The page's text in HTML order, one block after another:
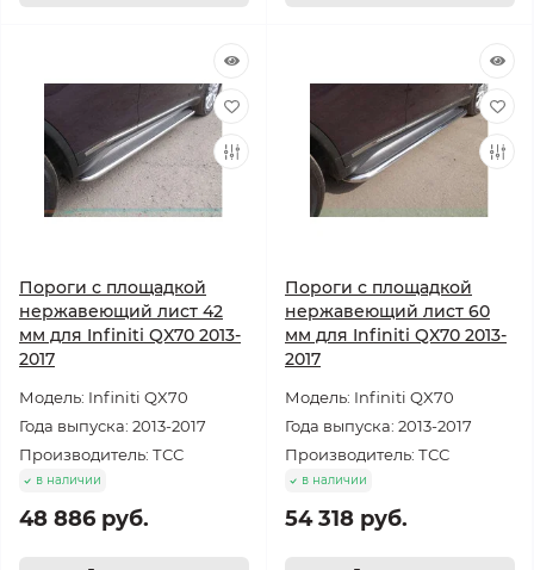
Пороги с площадкой
нержавеющий лист 42
мм для Infiniti QX70 2013-
2017
Модель: Infiniti QX70
Года выпуска: 2013-2017
Производитель: ТСС
в наличии
48 886 руб.
Пороги с площадкой
нержавеющий лист 60
мм для Infiniti QX70 2013-
2017
Модель: Infiniti QX70
Года выпуска: 2013-2017
Производитель: ТСС
в наличии
54 318 руб.